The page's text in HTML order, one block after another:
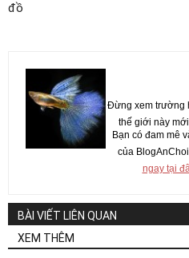
đồ
Đừng xem trường
thế giới này
Bạn có đam mê
của
ngay tại
BÀI VIẾT LIÊN QUAN
XEM THÊM